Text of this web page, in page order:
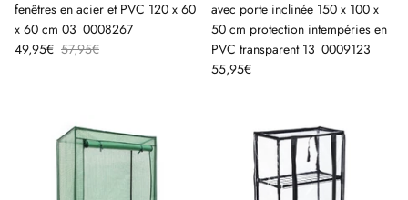
fenêtres en acier et PVC 120 x 60
x 60 cm 03_0008267
49,95€ 57,95€
avec porte inclinée 150 x 100 x
50 cm protection intempéries en
PVC transparent 13_0009123
55,95€